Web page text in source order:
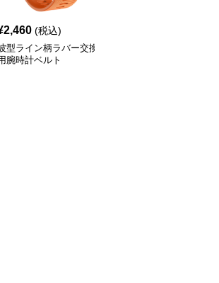
2,460 (税込)
型ライン柄ラバー交換
腕時計ベルト